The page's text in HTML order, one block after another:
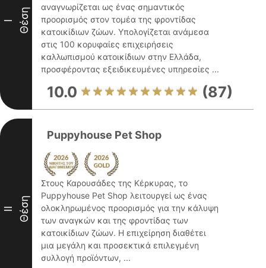
I Θέση
αναγνωρίζεται ως ένας σημαντικός
προορισμός στον τομέα της φροντίδας
κατοικίδιων ζώων. Υπολογίζεται ανάμεσα
στις 100 κορυφαίες επιχειρήσεις
καλλωπισμού κατοικίδιων στην Ελλάδα,
προσφέροντας εξειδικευμένες υπηρεσίες ...
10.0 (87)
II Θέση
Puppyhouse Pet Shop
Στους Καρουσάδες της Κέρκυρας, το
Puppyhouse Pet Shop λειτουργεί ως ένας
ολοκληρωμένος προορισμός για την κάλυψη
των αναγκών και της φροντίδας των
κατοικίδιων ζώων. Η επιχείρηση διαθέτει
μια μεγάλη και προσεκτικά επιλεγμένη
συλλογή προϊόντων, ...